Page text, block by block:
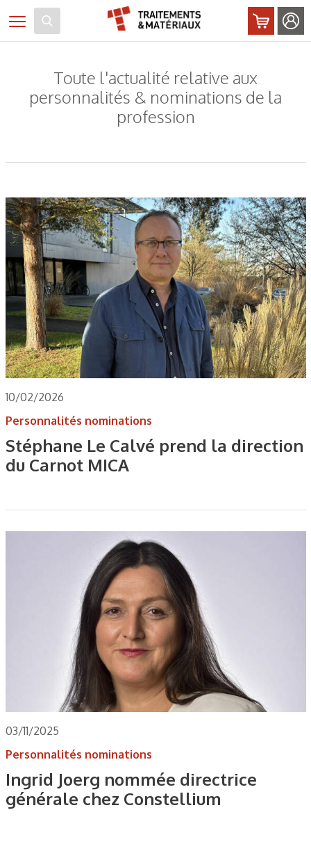
Toggle navigation
Toute l'actualité relative aux
personnalités & nominations de la
profession
10/02/2026
Personnalités nominations
Stéphane Le Calvé prend la direction
du Carnot MICA
03/11/2025
Personnalités nominations
Ingrid Joerg nommée directrice
générale chez Constellium
Panneau de gestion des cookies